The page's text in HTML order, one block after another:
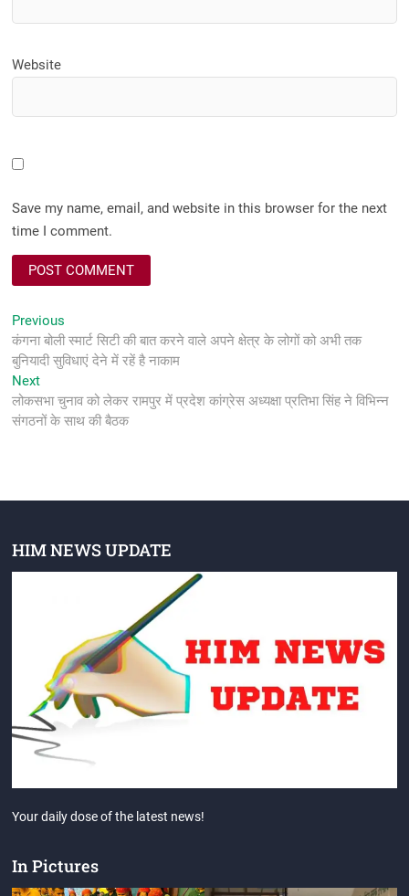
Website
Save my name, email, and website in this browser for the next
time I comment.
Post
navigation
Previous
post:
कंगना बोली स्मार्ट सिटी की बात करने वाले अपने क्षेत्र के लोगों को अभी तक
बुनियादी सुविधाएं देने में रहें है नाकाम
NextNext
post:
लोकसभा चुनाव को लेकर रामपुर में प्रदेश कांग्रेस अध्यक्षा प्रतिभा सिंह ने विभिन्न
संगठनों के साथ की बैठक
HIM NEWS UPDATE
Your daily dose of the latest news!
In Pictures